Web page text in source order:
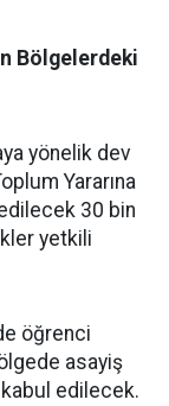
Bölgelerdeki
yönelik dev
Yararına
30 bin
yetkili
öğrenci
asayiş
edilecek.